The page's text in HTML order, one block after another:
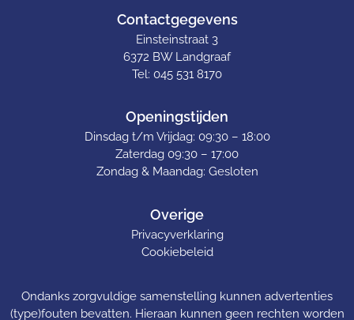
Contactgegevens
Einsteinstraat 3
6372 BW Landgraaf
Tel: 045 531 8170
Openingstijden
Dinsdag t/m Vrijdag: 09:30 – 18:00
Zaterdag 09:30 – 17:00
Zondag & Maandag: Gesloten
Overige
Privacyverklaring
Cookiebeleid
Ondanks zorgvuldige samenstelling kunnen advertenties
(type)fouten bevatten. Hieraan kunnen geen rechten worden